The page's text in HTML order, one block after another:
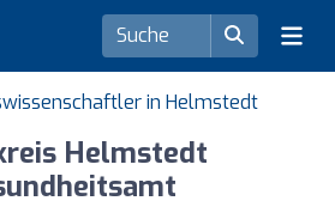
in Helmstedt
Helmstedt